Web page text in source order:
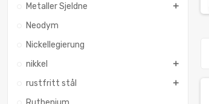
Metaller Sjeldne
Neodym
Nickellegierung
nikkel
rustfritt stål